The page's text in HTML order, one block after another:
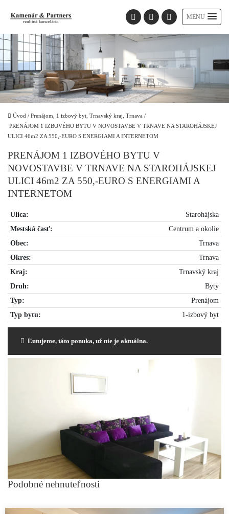
MENU
Úvod / Prenájom, 1 izbový byt, Trnavský kraj, Trnava /
PRENÁJOM 1 IZBOVÉHO BYTU V NOVOSTAVBE V TRNAVE NA STAROHÁJSKEJ
ULICI 46m2 ZA 550,-EURO S ENERGIAMI A INTERNETOM
PRENÁJOM 1 IZBOVÉHO BYTU V
NOVOSTAVBE V TRNAVE NA STAROHÁJSKEJ
ULICI 46m2 ZA 550,-EURO S ENERGIAMI A
INTERNETOM
Ulica:
Starohájska
Mestská časť:
Centrum a okolie
Obec:
Trnava
Okres:
Trnava
Kraj:
Trnavský kraj
Druh:
Byty
Typ:
Prenájom
Typ bytu:
1-izbový byt
Ľutujeme, táto ponuka, už nie je aktuálna.
Podobné nehnuteľnosti